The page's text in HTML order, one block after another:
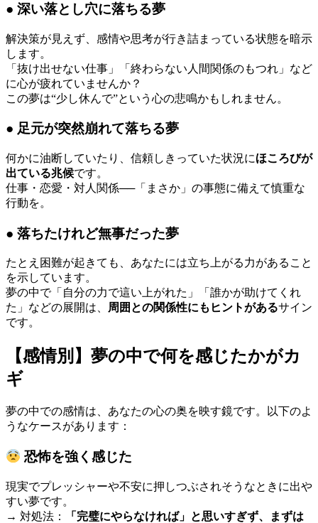
● 深い落とし穴に落ちる夢
解決策が見えず、感情や思考が行き詰まっている状態を暗示
します。
「抜け出せない仕事」「終わらない人間関係のもつれ」など
に心が疲れていませんか？
この夢は“少し休んで”という心の悲鳴かもしれません。
● 足元が突然崩れて落ちる夢
何かに油断していたり、信頼しきっていた状況にほころびが
出ている兆候です。
仕事・恋愛・対人関係──「まさか」の事態に備えて慎重な
行動を。
● 落ちたけれど無事だった夢
たとえ困難が起きても、あなたには立ち上がる力があること
を示しています。
夢の中で「自分の力で這い上がれた」「誰かが助けてくれ
た」などの展開は、 周囲との関係性にもヒントがあるサイン
です。
【感情別】夢の中で何を感じたかがカ
ギ
夢の中での感情は、あなたの心の奥を映す鏡です。以下のよ
うなケースがあります：
恐怖を強く感じた
現実でプレッシャーや不安に押しつぶされそうなときに出や
すい夢です。
→ 対処法：
「完璧にやらなければ」と思いすぎず、まずは